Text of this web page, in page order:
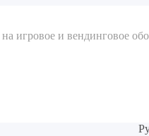
игровое и вендинговое